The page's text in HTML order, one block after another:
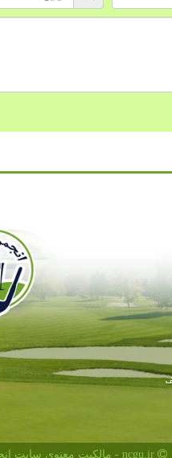
ncgu.ir - مالکیت معنوی سایت انجمن گلف متعلق به مالکین آن می باشد